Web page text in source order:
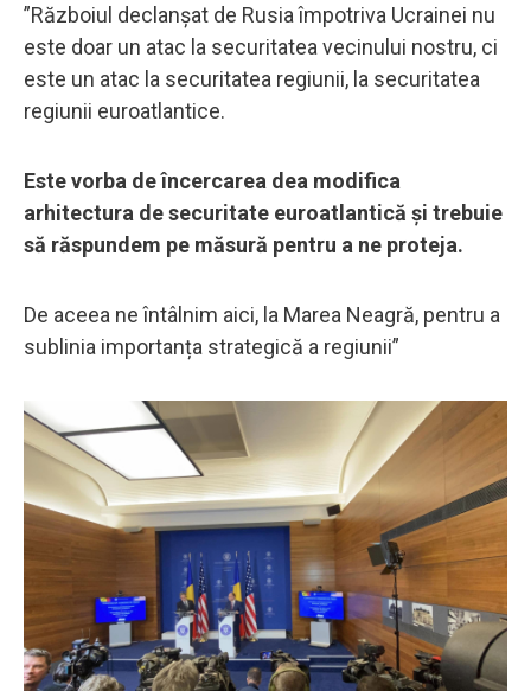
”Războiul declanșat de Rusia împotriva Ucrainei nu
este doar un atac la securitatea vecinului nostru, ci
este un atac la securitatea regiunii, la securitatea
regiunii euroatlantice.
Este vorba de încercarea dea modifica
arhitectura de securitate euroatlantică și trebuie
să răspundem pe măsură pentru a ne proteja.
De aceea ne întâlnim aici, la Marea Neagră, pentru a
sublinia importanța strategică a regiunii”